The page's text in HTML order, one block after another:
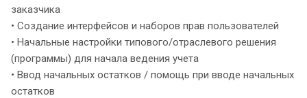
заказчика
• Создание интерфейсов и наборов прав пользователей
• Начальные настройки типового/отраслевого решения
(программы) для начала ведения учета
• Ввод начальных остатков / помощь при вводе начальных
остатков